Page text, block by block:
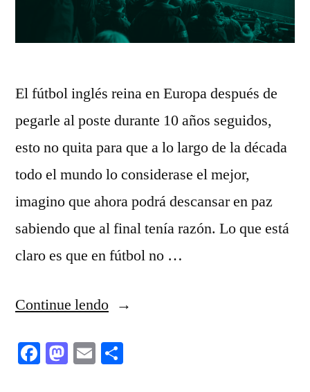
El fútbol inglés reina en Europa después de
pegarle al poste durante 10 años seguidos,
esto no quita para que a lo largo de la década
todo el mundo lo considerase el mejor,
imagino que ahora podrá descansar en paz
sabiendo que al final tenía razón. Lo que está
claro es que en fútbol no …
Continue lendo“Y
de
Facebook
Mastodon
Email